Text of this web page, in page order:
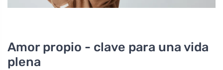
Amor propio - clave para una vida
plena